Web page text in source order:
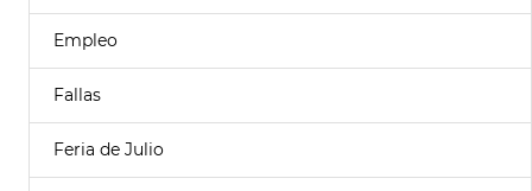
Empleo
Fallas
Feria de Julio